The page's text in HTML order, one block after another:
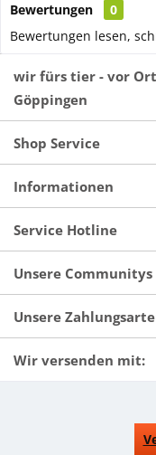
Bewertungen
0
Bewertungen lesen,
wir fürs tier - vor
Göppingen
Shop Service
Informationen
Service Hotline
Unsere Communitys
Unsere
Wir versenden mit: